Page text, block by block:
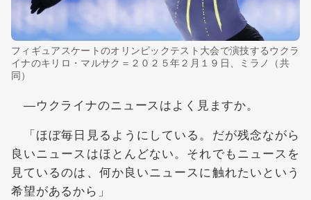
フィギュアスケートのオリンピックテスト大会で演技するウクラ
イナのキリロ・マルサク＝２０２５年２月１９日、ミラノ（共
同）
―ウクライナのニュースはよく見ますか。
「ほぼ毎日見るようにしている。だが残念ながら
良いニュースはほとんどない。それでもニュースを
見ているのは、何か良いニュースに触れたいという
希望があるから」